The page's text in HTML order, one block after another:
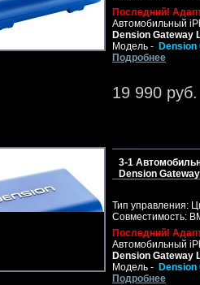
Последний!
Автомобильный
Dension Gateway
Модель - Dension
Подробнее
19 990 руб.
3-1
Dension
Тип управления:
Совместимость:
Последний!
Автомобильный
Dension Gateway
Модель - Dension
Подробнее